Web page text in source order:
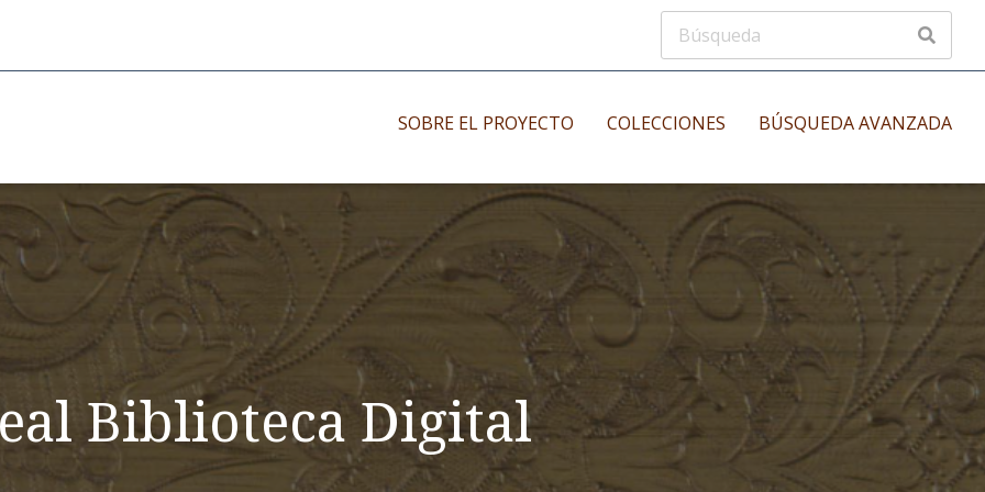
SOBRE EL PROYECTO COLECCIONES
Impresos antiguos
Impresos modernos
Impresos menores
Manuscritos musicales
Incunables
BÚSQUEDA AVANZADA
Biblioteca Digital